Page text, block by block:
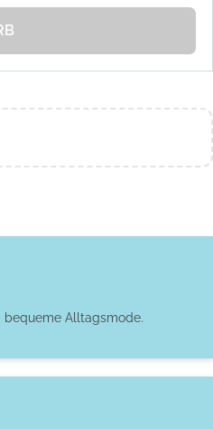
bequeme Alltagsmode.